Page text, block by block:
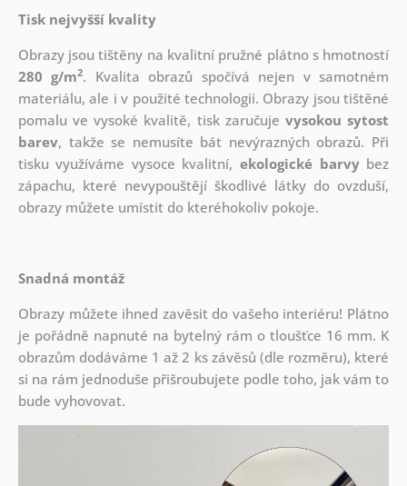
Tisk nejvyšší kvality
Obrazy jsou tištěny na kvalitní pružné plátno s hmotností
280 g/m2. Kvalita obrazů spočívá nejen v samotném
materiálu, ale i v použité technologii. Obrazy jsou tištěné
pomalu ve vysoké kvalitě, tisk zaručuje vysokou sytost
barev, takže se nemusíte bát nevýrazných obrazů. Při
tisku využíváme vysoce kvalitní,ekologické barvybez
zápachu, které nevypouštějí škodlivé látky do ovzduší,
obrazy můžete umístit do kteréhokoliv pokoje.
Snadná montáž
Obrazy můžete ihned zavěsit do vašeho interiéru! Plátno
je pořádně napnuté na bytelný rám o tloušťce 16 mm. K
obrazům dodáváme 1 až 2 ks závěsů (dle rozměru), které
si na rám jednoduše přišroubujete podle toho, jak vám to
bude vyhovovat.